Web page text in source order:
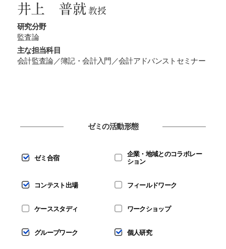
井上 普就 教授
研究分野
監査論
主な担当科目
会計監査論／簿記・会計入門／会計アドバンストセミナー
ゼミの活動形態
ゼミ合宿
企業・地域とのコラボレー
ション
コンテスト出場 フィールドワーク
ケーススタディ ワークショップ
グループワーク 個人研究